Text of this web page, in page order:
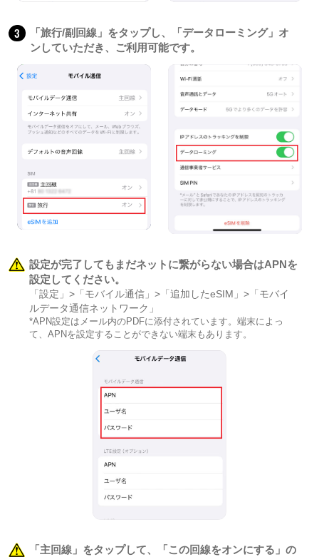
3
「旅行/副回線」をタップし、「データローミング」オ
ンしていただき、ご利用可能です。
設定が完了してもまだネットに繋がらない場合はAPNを
設定してください。
「設定」>「モバイル通信」>「追加したeSIM」>「モバイ
ルデータ通信ネットワーク」
*APN設定はメール内のPDFに添付されています。端末によっ
て、APNを設定することができない端末もあります。
「主回線」をタップして、「この回線をオンにする」の